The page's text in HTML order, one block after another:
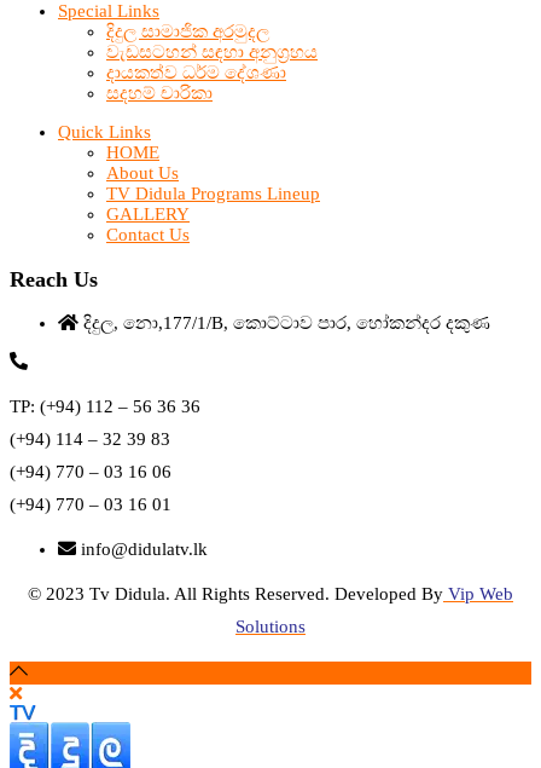
Special Links
දිදුල සාමාජික අරමුදල
වැඩසටහන් සඳහා අනුග්‍රහය
දායකත්ව ධර්ම දේශණා
සදහම් චාරිකා
Quick Links
HOME
About Us
TV Didula Programs Lineup
GALLERY
Contact Us
Reach Us
දිදුල, නො,177/1/B, කොට්ටාව පාර, හෝකන්දර දකුණ
TP: (+94) 112 – 56 36 36
(+94) 114 – 32 39 83
(+94) 770 – 03 16 06
(+94) 770 – 03 16 01
info@didulatv.lk
© 2023 Tv Didula. All Rights Reserved. Developed By Vip Web
Solutions